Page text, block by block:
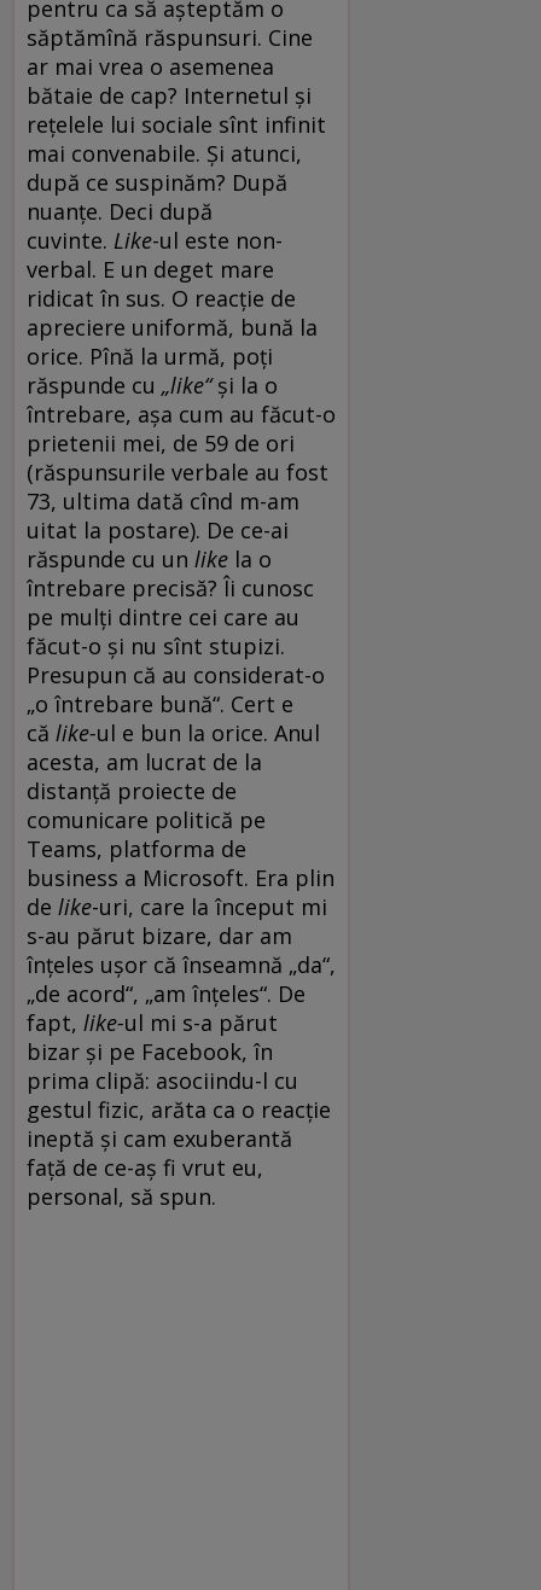
pentru ca să așteptăm o
săptămînă răspunsuri. Cine
ar mai vrea o asemenea
bătaie de cap? Internetul și
rețelele lui sociale sînt infinit
mai convenabile. Și atunci,
după ce suspinăm? După
nuanțe. Deci după
cuvinte. Like-ul este non-
verbal. E un deget mare
ridicat în sus. O reacție de
apreciere uniformă, bună la
orice. Pînă la urmă, poți
răspunde cu „like“și la o
întrebare, așa cum au făcut-o
prietenii mei, de 59 de ori
(răspunsurile verbale au fost
73, ultima dată cînd m-am
uitat la postare). De ce-ai
răspunde cu un like la o
întrebare precisă? Îi cunosc
pe mulți dintre cei care au
făcut-o și nu sînt stupizi.
Presupun că au considerat-o
„o întrebare bună“. Cert e
că like-ul e bun la orice. Anul
acesta, am lucrat de la
distanță proiecte de
comunicare politică pe
Teams, platforma de
business a Microsoft. Era plin
de like-uri, care la început mi
s-au părut bizare, dar am
înțeles ușor că înseamnă „da“,
„de acord“, „am înțeles“. De
fapt, like-ul mi s-a părut
bizar și pe Facebook, în
prima clipă: asociindu-l cu
gestul fizic, arăta ca o reacție
ineptă și cam exuberantă
față de ce-aș fi vrut eu,
personal, să spun.